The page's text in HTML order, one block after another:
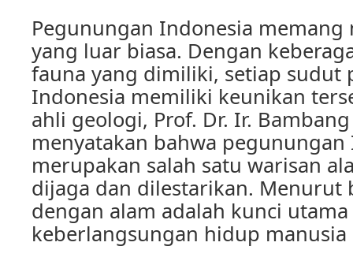
Pegunungan Indonesia
yang luar biasa. Dengan
fauna yang dimiliki, setiap sudut
Indonesia memiliki keunikan
ahli geologi, Prof. Dr. Ir.
menyatakan bahwa pegunungan
merupakan salah satu warisan
dijaga dan dilestarikan. Menurut
dengan alam adalah kunci
keberlangsungan hidup